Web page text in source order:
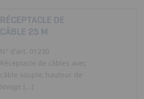
RÉCEPTACLE DE
CÂBLE 25 M
N° d'art. 01230
Réceptacle de câbles avec
câble souple, hauteur de
levage [...]